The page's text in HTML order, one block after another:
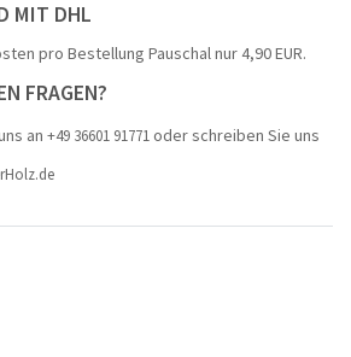
MIT DHL
pro Bestellung Pauschal nur 4,90 EUR.
FRAGEN?
an +49 36601 91771oder schreiben Sie uns